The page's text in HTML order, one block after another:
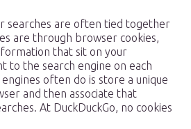
searches are often tied together
are through browser cookies,
that sit on your
to the search engine on each
often do is store a unique
and then associate that
At DuckDuckGo, no cookies